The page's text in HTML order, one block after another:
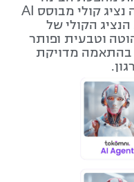
המלאכותית צעד קדימה ומציגה נציג קולי מבוסס AI
הקולי של
וטבעית ופותר
בהתאמה מדויקת